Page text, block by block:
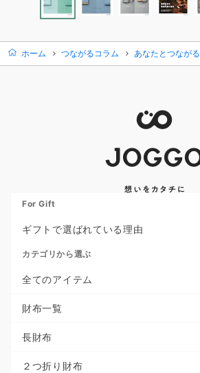
ホーム つながるコラム あなたとつながる
For Gift
ギフトで選ばれている理由
カテゴリから選ぶ
全てのアイテム
財布一覧
長財布
２つ折り財布